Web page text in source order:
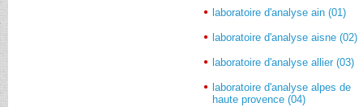
laboratoire d'analyse ain (01)
laboratoire d'analyse aisne (02)
laboratoire d'analyse allier (03)
laboratoire d'analyse alpes de
haute provence (04)